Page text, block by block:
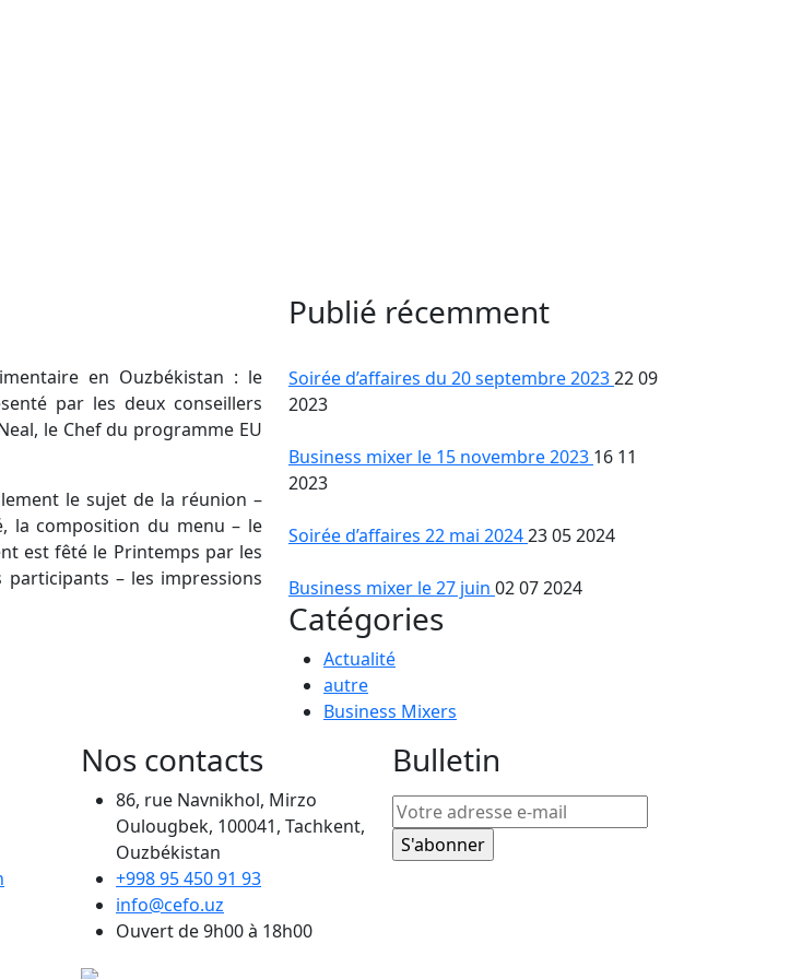
Publié récemment
Soirée d’affaires du 20 septembre 202322 09
2023
Business mixer le 15 novembre 2023 16 11
2023
Soirée d’affaires 22 mai 202423 05 2024
Business mixer le 27 juin 02 07 2024
Catégories
Actualité
autre
Business Mixers
en Ouzbékistan : le
par les deux conseillers
le Chef du programme EU
le sujet de la réunion –
la composition du menu – le
est fêté le Printemps par les
– les impressions
Nos contacts
86, rue Navnikhol, Mirzo
Oulougbek, 100041, Tachkent,
Ouzbékistan
+998 95 450 91 93
info@cefo.uz
Ouvert de 9h00 à 18h00
Bulletin